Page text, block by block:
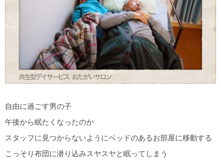
自由に過ごす男の子
午後から眠たくなったのか
スタッフに見つからないようにベッドのあるお部屋に移動する
こっそり布団に潜り込みスヤスヤと眠ってしまう